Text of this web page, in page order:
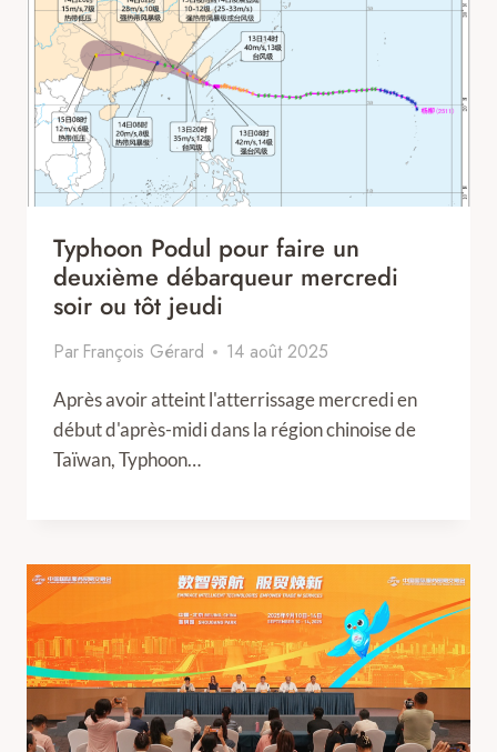
Typhoon Podul pour faire un
deuxième débarqueur mercredi
soir ou tôt jeudi
Par François Gérard 14 août 2025
Après avoir atteint l'atterrissage mercredi en
début d'après-midi dans la région chinoise de
Taïwan, Typhoon…